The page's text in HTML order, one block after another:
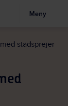
Meny
städsprejer